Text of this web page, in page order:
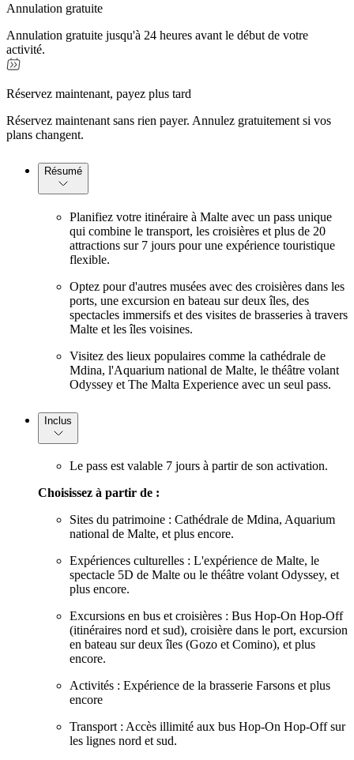
Annulation gratuite
Annulation gratuite jusqu'à 24 heures avant le début de votre
activité.
Réservez maintenant, payez plus tard
Réservez maintenant sans rien payer. Annulez gratuitement si vos
plans changent.
Résumé
Planifiez votre itinéraire à Malte avec un pass unique
qui combine le transport, les croisières et plus de 20
attractions sur 7 jours pour une expérience touristique
flexible.
Optez pour d'autres musées avec des croisières dans les
ports, une excursion en bateau sur deux îles, des
spectacles immersifs et des visites de brasseries à travers
Malte et les îles voisines.
Visitez des lieux populaires comme la cathédrale de
Mdina, l'Aquarium national de Malte, le théâtre volant
Odyssey et The Malta Experience avec un seul pass.
Inclus
Le pass est valable 7 jours à partir de son activation.
Choisissez à partir de :
Sites du patrimoine : Cathédrale de Mdina, Aquarium
national de Malte, et plus encore.
Expériences culturelles : L'expérience de Malte, le
spectacle 5D de Malte ou le théâtre volant Odyssey, et
plus encore.
Excursions en bus et croisières : Bus Hop-On Hop-Off
(itinéraires nord et sud), croisière dans le port, excursion
en bateau sur deux îles (Gozo et Comino), et plus
encore.
Activités : Expérience de la brasserie Farsons et plus
encore
Transport : Accès illimité aux bus Hop-On Hop-Off sur
les lignes nord et sud.